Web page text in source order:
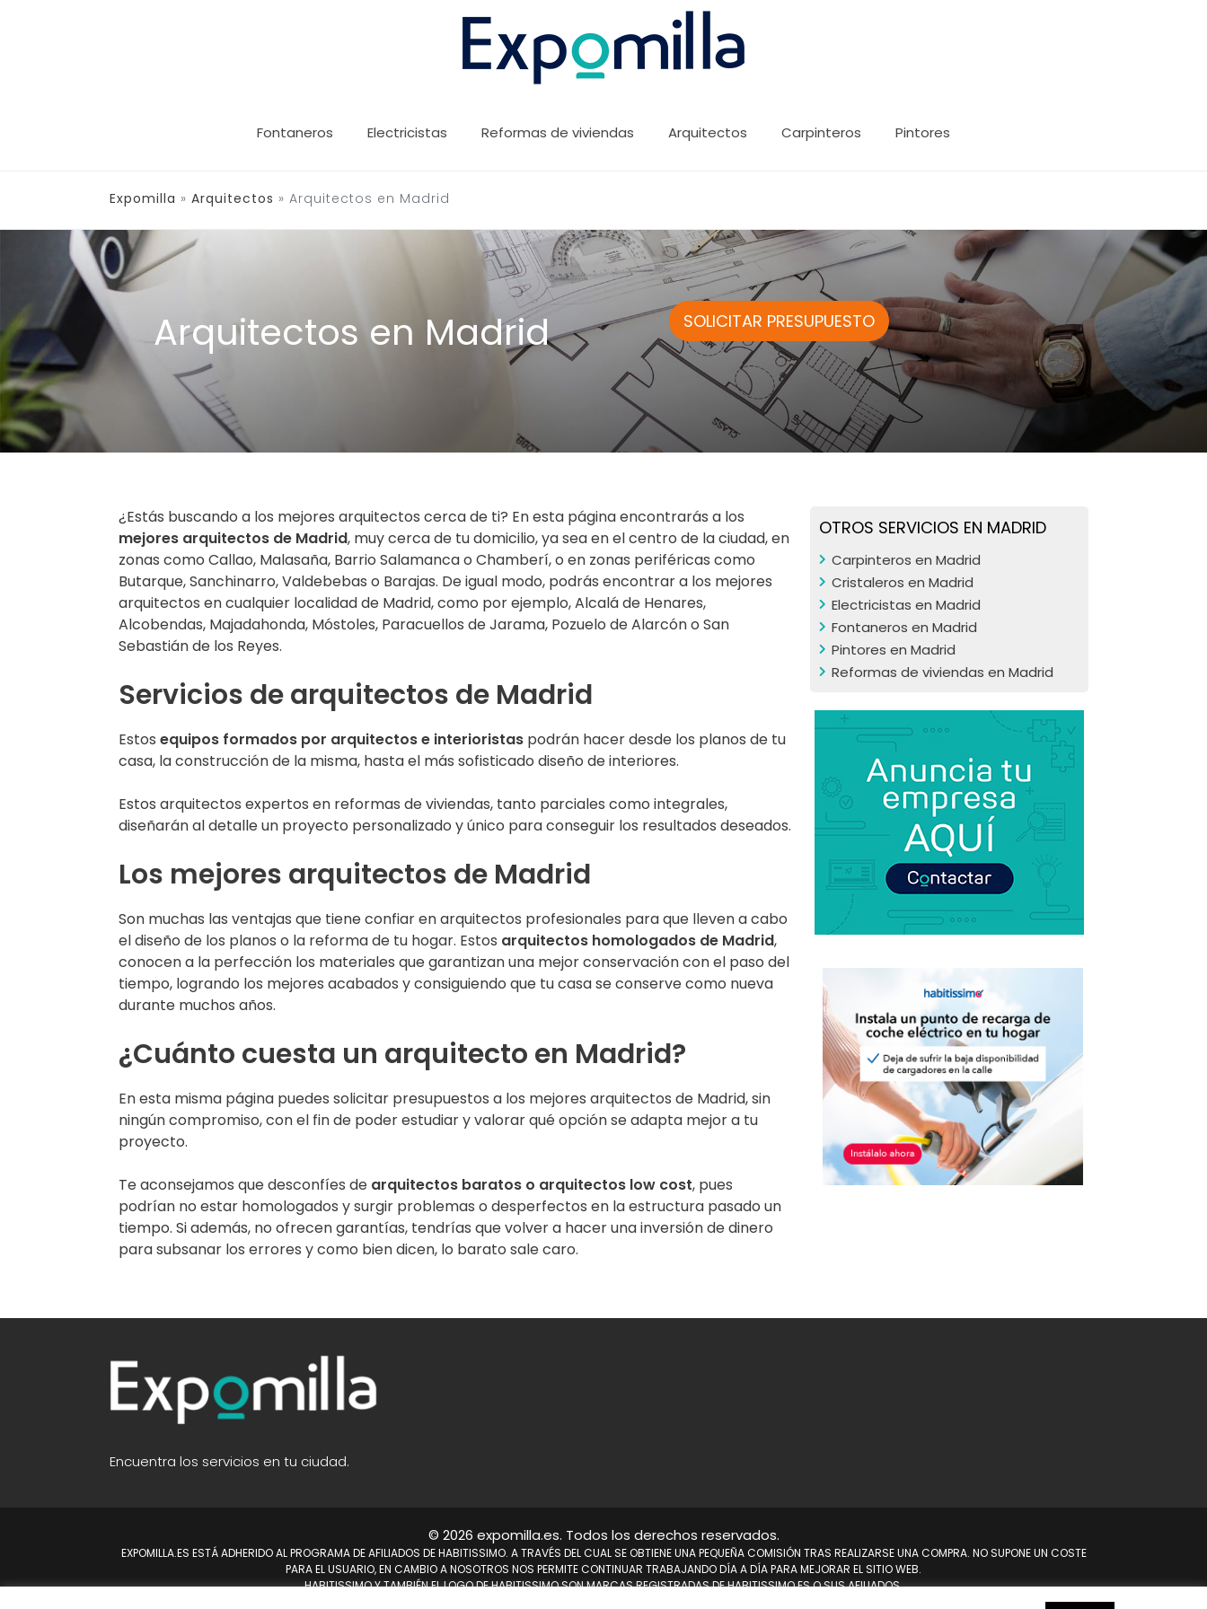
Fontaneros Electricistas Reformas de viviendas Arquitectos Carpinteros Pintores
Expomilla » Arquitectos » Arquitectos en Madrid
Arquitectos en Madrid SOLICITAR PRESUPUESTO
¿Estás buscando a los mejores arquitectos cerca de ti? En esta página encontrarás a los
mejores arquitectos de Madrid, muy cerca de tu domicilio, ya sea en el centro de la ciudad, en
zonas como Callao, Malasaña, Barrio Salamanca o Chamberí, o en zonas periféricas como
Butarque, Sanchinarro, Valdebebas o Barajas. De igual modo, podrás encontrar a los mejores
arquitectos en cualquier localidad de Madrid, como por ejemplo, Alcalá de Henares,
Alcobendas, Majadahonda, Móstoles, Paracuellos de Jarama, Pozuelo de Alarcón o San
Sebastián de los Reyes.
Servicios de arquitectos de Madrid
Estos equipos formados por arquitectos e interioristas podrán hacer desde los planos de tu
casa, la construcción de la misma, hasta el más sofisticado diseño de interiores.
Estos arquitectos expertos en reformas de viviendas, tanto parciales como integrales,
diseñarán al detalle un proyecto personalizado y único para conseguir los resultados deseados.
Los mejores arquitectos de Madrid
Son muchas las ventajas que tiene confiar en arquitectos profesionales para que lleven a cabo
el diseño de los planos o la reforma de tu hogar. Estos arquitectos homologados de Madrid,
conocen a la perfección los materiales que garantizan una mejor conservación con el paso del
tiempo, logrando los mejores acabados y consiguiendo que tu casa se conserve como nueva
durante muchos años.
¿Cuánto cuesta un arquitecto en Madrid?
En esta misma página puedes solicitar presupuestos a los mejores arquitectos de Madrid, sin
ningún compromiso, con el fin de poder estudiar y valorar qué opción se adapta mejor a tu
proyecto.
Te aconsejamos que desconfíes de arquitectos baratos o arquitectos low cost, pues
podrían no estar homologados y surgir problemas o desperfectos en la estructura pasado un
tiempo. Si además, no ofrecen garantías, tendrías que volver a hacer una inversión de dinero
para subsanar los errores y como bien dicen, lo barato sale caro.
OTROS SERVICIOS EN MADRID
Carpinteros en Madrid
Cristaleros en Madrid
Electricistas en Madrid
Fontaneros en Madrid
Pintores en Madrid
Reformas de viviendas en Madrid
Encuentra los servicios en tu ciudad.
© 2026 expomilla.es. Todos los derechos reservados.
EXPOMILLA.ES ESTÁ ADHERIDO AL PROGRAMA DE AFILIADOS DE HABITISSIMO. A TRAVÉS DEL CUAL SE OBTIENE UNA PEQUEÑA COMISIÓN TRAS REALIZARSE UNA COMPRA. NO SUPONE UN COSTE
PARA EL USUARIO, EN CAMBIO A NOSOTROS NOS PERMITE CONTINUAR TRABAJANDO DÍA A DÍA PARA MEJORAR EL SITIO WEB.
HABITISSIMO Y TAMBIÉN EL LOGO DE HABITISSIMO SON MARCAS REGISTRADAS DE HABITISSIMO.ES O SUS AFILIADOS.